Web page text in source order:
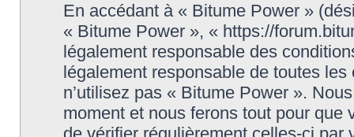
En accédant à « Bitume Power »
« Bitume Power », « https://
légalement responsable des
légalement responsable de toutes
n’utilisez pas « Bitume Power ».
moment et nous ferons tout pour que